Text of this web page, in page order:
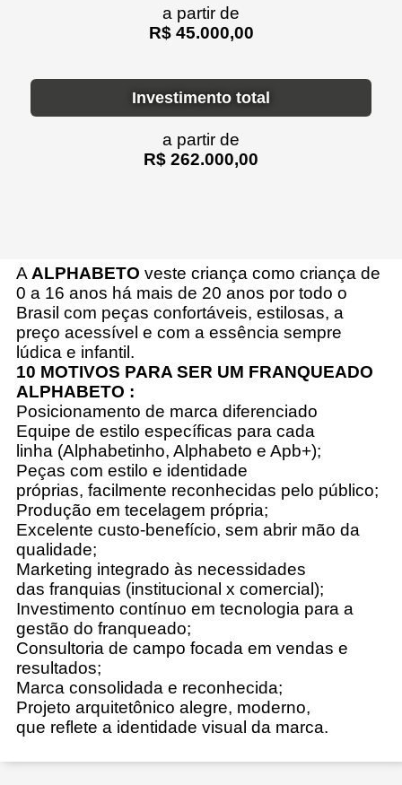
a partir de
R$ 45.000,00
Investimento total
a partir de
R$ 262.000,00
A ALPHABETO veste criança como criança de
0 a 16 anos há mais de 20 anos por todo o
Brasil com peças confortáveis, estilosas, a
preço acessível e com a essência sempre
lúdica e infantil.
10 MOTIVOS PARA SER UM FRANQUEADO
ALPHABETO :
Posicionamento de marca diferenciado
Equipe de estilo específicas para cada
linha (Alphabetinho, Alphabeto e Apb+);
Peças com estilo e identidade
próprias, facilmente reconhecidas pelo público;
Produção em tecelagem própria;
Excelente custo-benefício, sem abrir mão da
qualidade;
Marketing integrado às necessidades
das franquias (institucional x comercial);
Investimento contínuo em tecnologia para a
gestão do franqueado;
Consultoria de campo focada em vendas e
resultados;
Marca consolidada e reconhecida;
Projeto arquitetônico alegre, moderno,
que reflete a identidade visual da marca.